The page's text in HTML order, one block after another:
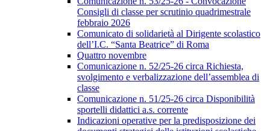
Consigli di classe per scrutinio quadrimestrale
febbraio 2026
Comunicato di solidarietà al Dirigente scolastico
dell’I.C. “Santa Beatrice” di Roma
Quattro novembre
Comunicazione n. 52/25-26 circa Richiesta,
svolgimento e verbalizzazione dell’assemblea di
classe
Comunicazione n. 51/25-26 circa Disponibilità
sportelli didattici a.s. corrente
Indicazioni operative per la predisposizione dei